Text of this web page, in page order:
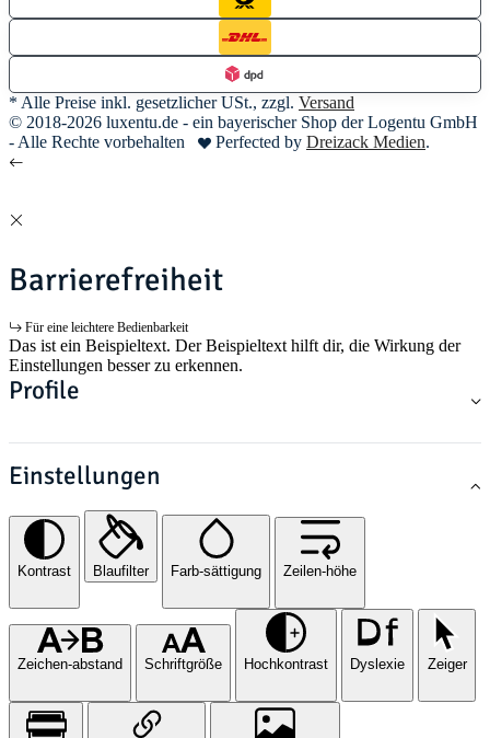
* Alle Preise inkl. gesetzlicher USt., zzgl. Versand
© 2018-2026 luxentu.de - ein bayerischer Shop der Logentu GmbH
- Alle Rechte vorbehalten
Perfected by Dreizack Medien.
Barrierefreiheit
Für eine leichtere Bedienbarkeit
Das ist ein Beispieltext. Der Beispieltext hilft dir, die Wirkung der
Einstellungen besser zu erkennen.
Profile
Einstellungen
Kontrast Blaufilter Farb-sättigung Zeilen-höhe
Zeichen-abstand Schriftgröße Hochkontrast Dyslexie Zeiger